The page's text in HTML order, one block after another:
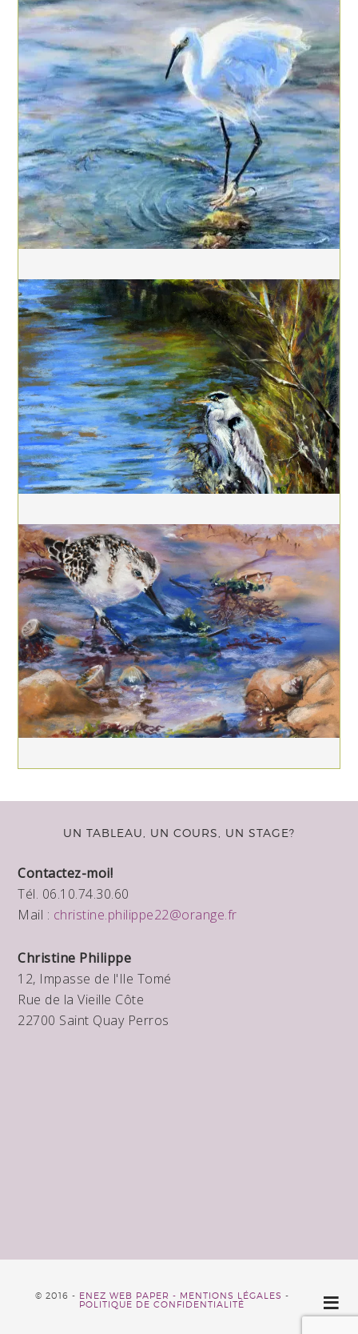
UN TABLEAU, UN COURS, UN STAGE?
Contactez-moi!
Tél. 06.10.74.30.60
Mail : christine.philippe22@orange.fr
Christine Philippe
12, Impasse de l'Ile Tomé
Rue de la Vieille Côte
22700 Saint Quay Perros
© 2016 - ENEZ WEB PAPER - MENTIONS LÉGALES -
POLITIQUE DE CONFIDENTIALITÉ